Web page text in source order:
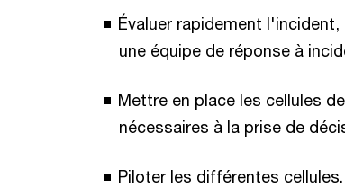
Évaluer rapidement l'incident,
une équipe de réponse à
Mettre en place les cellules
nécessaires à la prise de
Piloter les différentes cellules.